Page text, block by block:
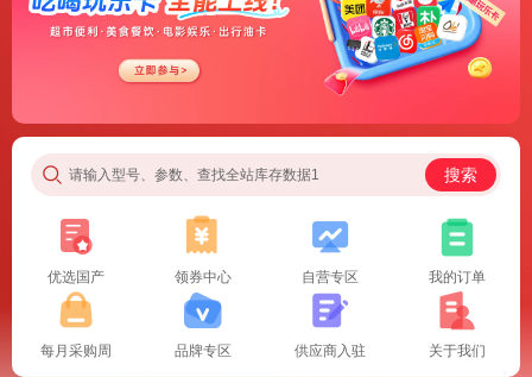
请输入型号、参数、查找全站库存数据1 搜索
优选国产 领券中心 自营专区 我的订单
每月采购周 品牌专区 供应商入驻 关于我们